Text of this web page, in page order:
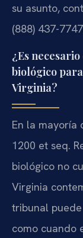
su asunto,
(888) 437-
¿Es
biológico
Virginia?
En la mayoría
1200 et seq.
biológico no
Virginia
tribunal
como cuando